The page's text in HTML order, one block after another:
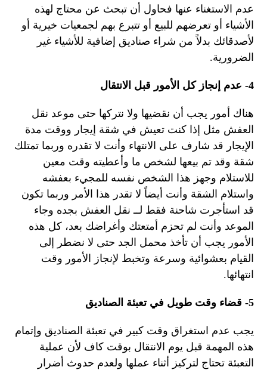
عدم الاستغناء عنها فحاول أن تبحث عن محتاج لهذه
الأشياء أو تعرضهم للبيع أو تتبرع بهم لجمعيات خيرية أو
لأصدقائك بدلاً من شراء صناديق إضافية للأشياء غير
الضرورية.
4- عدم إنجاز كل الأمور قبل الانتقال
هناك أمور يجب أن نقضيها ولا نتركها حتى موعد نقل
العفش مثل إذا كنت تعيش في شقة إيجار ووقت مدة
الإيجار قد شارف على الانتهاء وأنت لا تقدره وربما تمتلك
شقة وقد تم بيعها لشخص ما وأعطيته وقت معين
للاستلام وجهز هذا الشخص نفسه للمجيء بعفشه
واستلام الشقة وأنت أيضاً لا تقدر هذا الأمر وربما تكون
قد استأجرت شاحنة فقط لــ نقل العفش بجده وجاء
الموعد وأنت لم تحزم أمتعتك وأغراضك بعد، كل هذه
الأمور يجب أن تأخذ محمل الجد حتى لا نضطر إلى
القيام بعشوائية وسرعة وتخبط لإنجاز الأمور وقت
انتهائها.
5- قضاء وقت طويل في تعبئة الصناديق
يجب عدم استغراق وقت كبير في تعبئة الصناديق وإتمام
هذه المهمة قبل يوم الانتقال بوقت كاف لأن عملية
التعبئة تحتاج لتركيز أثناء عملها ولعدم حدوث أضرار